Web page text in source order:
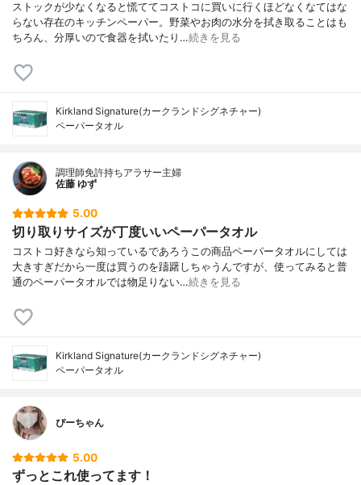
ストックが少なくなると慌ててコストコに買いに行くほどなくなてはな
らない存在のキッチンペーパー。野菜やお肉の水分を拭き取ることはも
ちろん、分厚いので食器を拭いたり…続きを見る
Kirkland Signature(カークランドシグネチャー)
ペーパータオル
調理師免許持ちアラサー主婦
佐藤 ゆず
5.00
切り取りサイズが丁度いいペーパータオル
コストコ好きなら知っているであろうこの商品ペーパータオルにしては
大きすぎだから一度は買うのを躊躇しちゃうんですが、使ってみると普
通のペーパータオルでは物足りない…続きを見る
Kirkland Signature(カークランドシグネチャー)
ペーパータオル
ぴーちゃん
5.00
ずっとこれ使ってます！